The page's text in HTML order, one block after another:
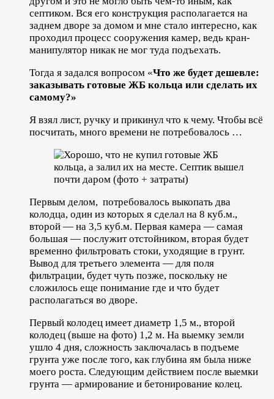
септиком. Вся его конструкция располагается на
заднем дворе за домом и мне стало интересно, как
проходил процесс сооружения камер, ведь кран-
манипулятор никак не мог туда подъехать.
Тогда я задался вопросом «Что же будет дешевле:
заказывать готовые ЖБ кольца или сделать их
самому?»
Я взял лист, ручку и прикинул что к чему. Чтобы всё
посчитать, много времени не потребовалось …
Первым делом, потребовалось выкопать два
колодца, один из которых я сделал на 8 куб.м.,
второй — на 3,5 куб.м. Первая камера — самая
большая — послужит отстойником, вторая будет
временно фильтровать стоки, уходящие в грунт.
Вывод для третьего элемента — для поля
фильтрации, будет чуть позже, поскольку не
сложилось еще понимание где и что будет
располагаться во дворе.
Первый колодец имеет диаметр 1,5 м., второй
колодец (выше на фото) 1,2 м. На выемку земли
ушло 4 дня, сложность заключалась в подъеме
грунта уже после того, как глубина ям была ниже
моего роста. Следующим действием после выемки
грунта — армирование и бетонирование колец.